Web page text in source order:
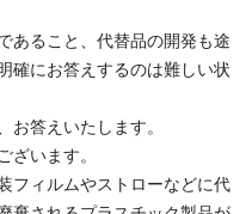
あること、代替品の開発も途
確にお答えするのは難しい状
お答えいたします。
ざいます。
フィルムやストローなどに代